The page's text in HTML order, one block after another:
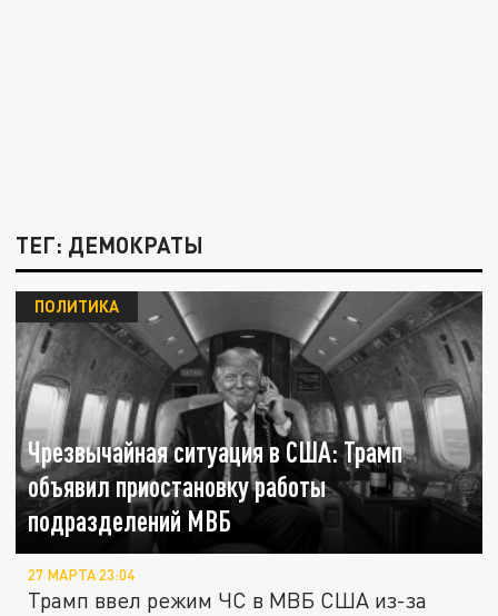
ТЕГ: ДЕМОКРАТЫ
Чрезвычайная ситуация в США: Трамп
объявил приостановку работы
подразделений МВБ
ПОЛИТИКА
27 МАРТА 23:04
Трамп ввел режим ЧС в МВБ США из-за